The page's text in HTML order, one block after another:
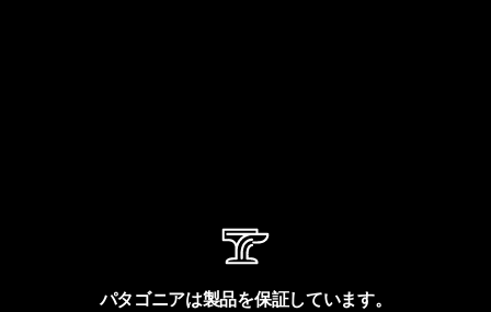
パタゴニアは製品を保証しています。